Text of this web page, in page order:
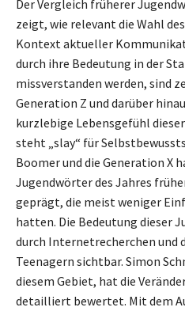
Der Vergleich früherer
zeigt, wie relevant die Wahl
Kontext aktueller
durch ihre Bedeutung in der
missverstanden werden, sind
Generation Z und darüber
kurzlebige Lebensgefühl
steht „slay“ für
Boomer und die Generation X
Jugendwörter des Jahres
geprägt, die meist weniger
hatten. Die Bedeutung dieser
durch Internetrecherchen
Teenagern sichtbar. Simon
diesem Gebiet, hat die
detailliert bewertet. Mit dem